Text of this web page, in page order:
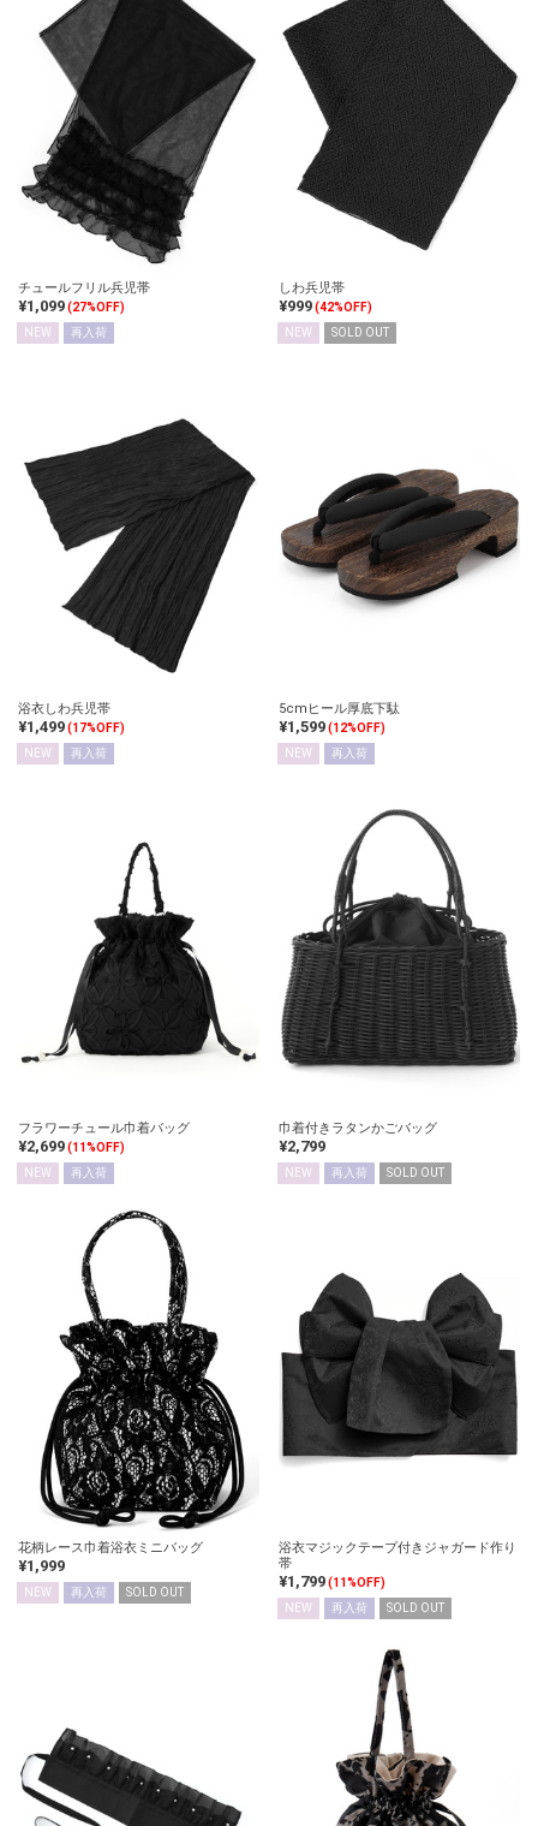
チュールフリル兵児帯
¥1,099(27%OFF)
NEW
再入荷
しわ兵児帯
¥999(42%OFF)
NEW
SOLD OUT
浴衣しわ兵児帯
¥1,499(17%OFF)
NEW
再入荷
5cmヒール厚底下駄
¥1,599(12%OFF)
NEW
再入荷
フラワーチュール巾着バッグ
¥2,699(11%OFF)
NEW
再入荷
巾着付きラタンかごバッグ
¥2,799
NEW 再入荷 SOLD OUT
花柄レース巾着浴衣ミニバッグ
¥1,999
NEW 再入荷 SOLD OUT
浴衣マジックテープ付きジャガード作り
帯
¥1,799(11%OFF)
NEW
再入荷 SOLD OUT